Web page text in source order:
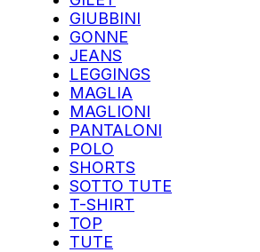
GIUBBINI
GONNE
JEANS
LEGGINGS
MAGLIA
MAGLIONI
PANTALONI
POLO
SHORTS
SOTTO TUTE
T-SHIRT
TOP
TUTE